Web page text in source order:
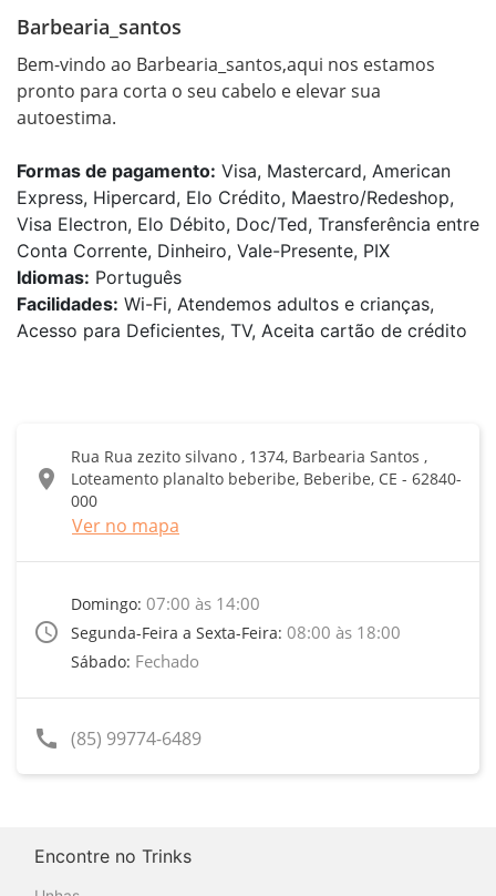
Barbearia_santos
Bem-vindo ao Barbearia_santos,aqui nos estamos
pronto para corta o seu cabelo e elevar sua
autoestima.
Formas de pagamento: Visa, Mastercard, American
Express, Hipercard, Elo Crédito, Maestro/Redeshop,
Visa Electron, Elo Débito, Doc/Ted, Transferência entre
Conta Corrente, Dinheiro, Vale-Presente, PIX
Idiomas: Português
Facilidades: Wi-Fi, Atendemos adultos e crianças,
Acesso para Deficientes, TV, Aceita cartão de crédito
location_on
Rua Rua zezito silvano , 1374, Barbearia Santos ,
Loteamento planalto beberibe, Beberibe, CE - 62840-
000
Ver no mapa
access_time
Domingo: 07:00 às 14:00
Segunda-Feira a Sexta-Feira: 08:00 às 18:00
Sábado: Fechado
call (85) 99774-6489
Encontre no Trinks